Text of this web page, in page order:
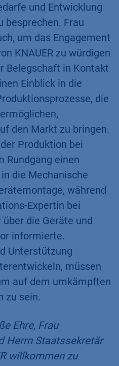
und Entwicklung
besprechen. Frau
um das Engagement
KNAUER zu würdigen
Belegschaft in Kontakt
Einblick in die
die
den Markt zu bringen.
Produktion bei
Rundgang einen
die Mechanische
während
Expertin bei
über die Geräte und
informierte.
Unterstützung
müssen
auf dem umkämpften
zu sein.
Ehre, Frau
Herrn Staatssekretär
willkommen zu